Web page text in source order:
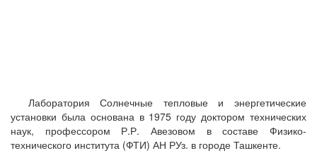
Лаборатория Солнечные тепловые и энергетические
установки была основана в 1975 году доктором технических
наук, профессором Р.Р. Авезовом в составе Физико-
технического института (ФТИ) АН РУз. в городе Ташкенте.